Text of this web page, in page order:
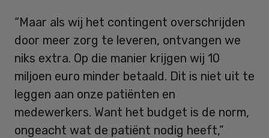
“Maar als wij het contingent overschrijden
door meer zorg te leveren, ontvangen we
niks extra. Op die manier krijgen wij 10
miljoen euro minder betaald. Dit is niet uit te
leggen aan onze patiënten en
medewerkers. Want het budget is de norm,
ongeacht wat de patiënt nodig heeft,”